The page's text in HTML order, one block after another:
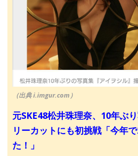
（出典 i.imgur.com）
元SKE48松井珠理奈、10年ぶ
リーカットにも初挑戦「今年
た！」